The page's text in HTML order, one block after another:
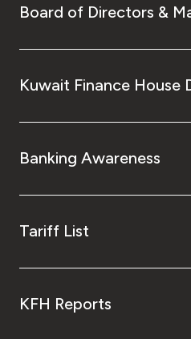
Board of Directors &
Kuwait Finance House
Banking Awareness
Tariff List
KFH Reports